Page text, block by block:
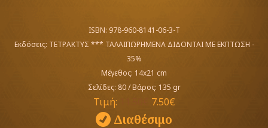
ISBN: 978-960-8141-06-3-T
Εκδόσεις: ΤΕΤΡΑΚΤΥΣ *** ΤΑΛΑΙΠΩΡΗΜΕΝΑ ΔΙΔΟΝΤΑΙ ΜΕ ΕΚΠΤΩΣΗ -
35%
Μέγεθος: 14x21 cm
Σελίδες: 80 /Βάρος: 135 gr
Τιμή: 7.50€
Διαθέσιμο